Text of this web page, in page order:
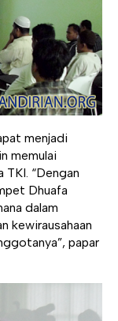
menjadi
memulai
TKI. “Dengan
Dhuafa
dalam
kewirausahaan
papar